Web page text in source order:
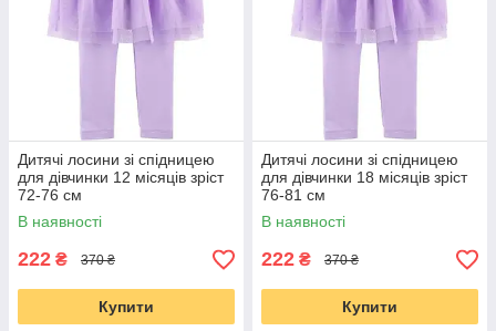
Дитячі лосини зі спідницею
для дівчинки 12 місяців зріст
72-76 см
В наявності
222 ₴ 370 ₴
Купити
Дитячі лосини зі спідницею
для дівчинки 18 місяців зріст
76-81 см
В наявності
222 ₴ 370 ₴
Купити